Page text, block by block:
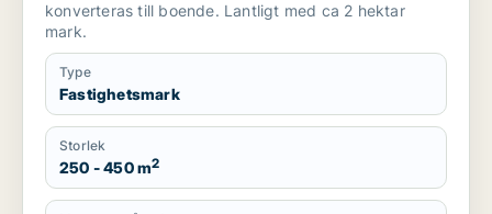
konverteras till boende. Lantligt med ca 2 hektar
mark.
Type
Fastighetsmark
Storlek
250 - 450 m2